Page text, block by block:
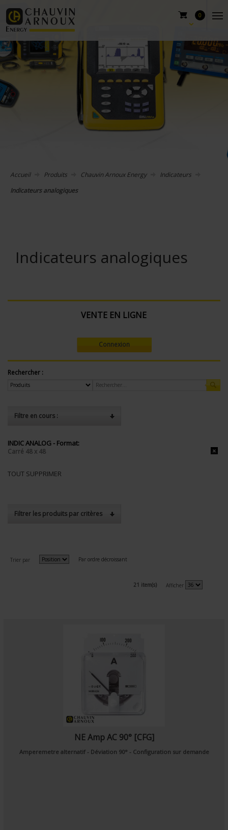
0
Accueil Produits Chauvin Arnoux Energy
Indicateurs
Indicateurs analogiques
Indicateurs analogiques
VENTE EN LIGNE
Connexion
Rechercher :
Filtre en cours :
INDIC ANALOG - Format:
Carré 48 x 48
TOUT SUPPRIMER
Filtrer les produits par critères
Trier par Par ordre décroissant
21 item(s) Afficher
NE Amp AC 90° [CFG]
Amperemetre alternatif - Déviation 90° - Configuration sur demande